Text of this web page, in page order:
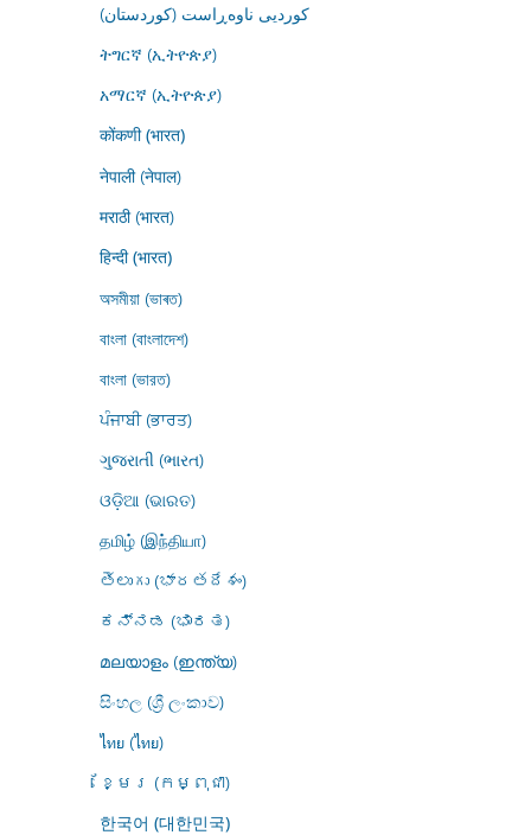
کوردیی ناوەڕاست (کوردستان)
ትግርኛ (ኢትዮጵያ)
አማርኛ (ኢትዮጵያ)
कोंकणी (भारत)
नेपाली (नेपाल)
मराठी (भारत)
हिन्दी (भारत)
অসমীয়া (ভাৰত)
বাংলা (বাংলাদেশ)
বাংলা (ভারত)
ਪੰਜਾਬੀ (ਭਾਰਤ)
ગુજરાતી (ભારત)
ଓଡ଼ିଆ (ଭାରତ)
தமிழ் (இந்தியா)
తెలుగు (భారతదేశం)
ಕನ್ನಡ (ಭಾರತ)
മലയാളം (ഇന്ത്യ)
සිංහල (ශ්‍රී ලංකාව)
ไทย (ไทย)
ខ្មែរ (កម្ពុជា)
한국어 (대한민국)